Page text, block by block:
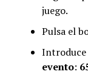
juego.
Pulsa el
evento: